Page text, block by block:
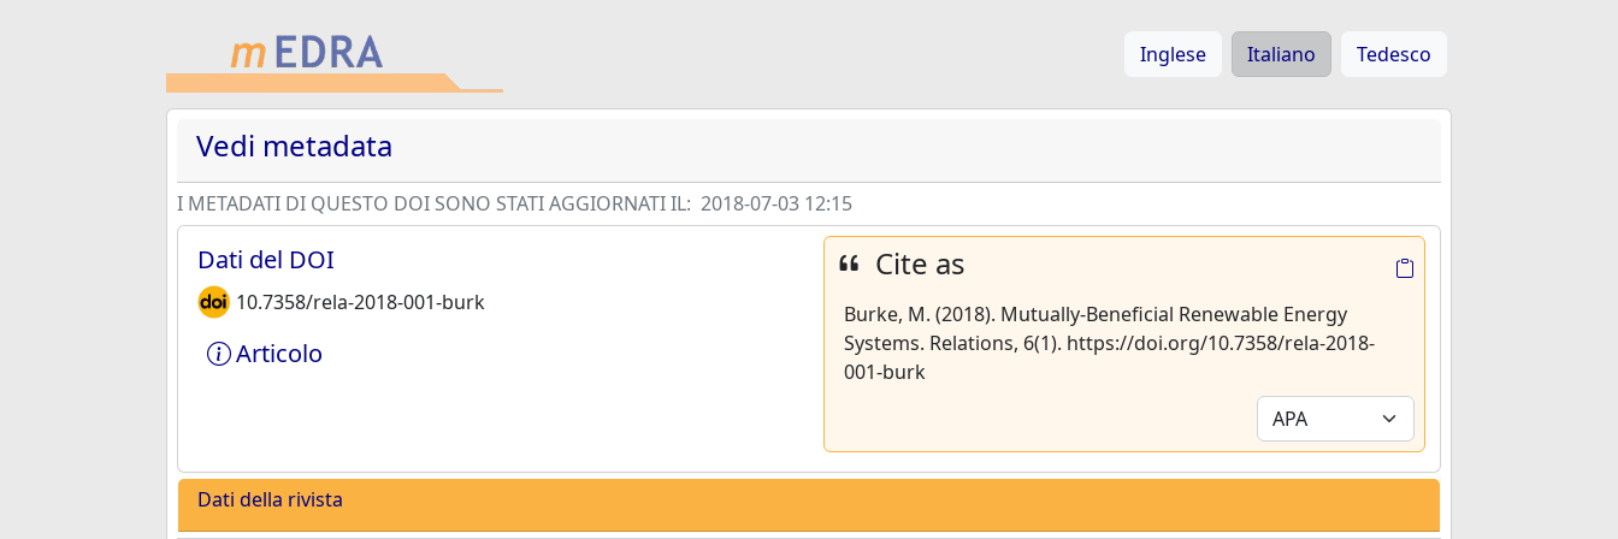
Inglese Italiano Tedesco
Vedi metadata
I METADATI DI QUESTO DOI SONO STATI AGGIORNATI IL: 2018-07-03 12:15
Dati del DOI
10.7358/rela-2018-001-burk
Articolo
Cite as
Burke, M. (2018). Mutually-Beneficial Renewable Energy
Systems. Relations, 6(1). https://doi.org/10.7358/rela-2018-
001-burk
Dati della rivista